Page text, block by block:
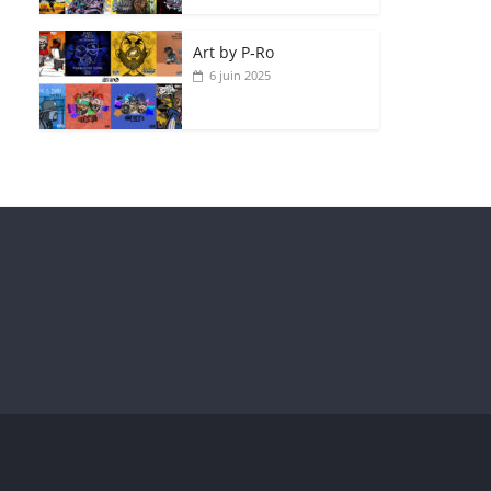
Art by P‑Ro
6 juin 2025